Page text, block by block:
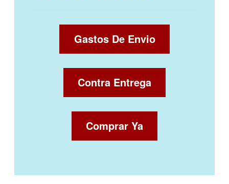
Gastos De Envio
Contra Entrega
Comprar Ya